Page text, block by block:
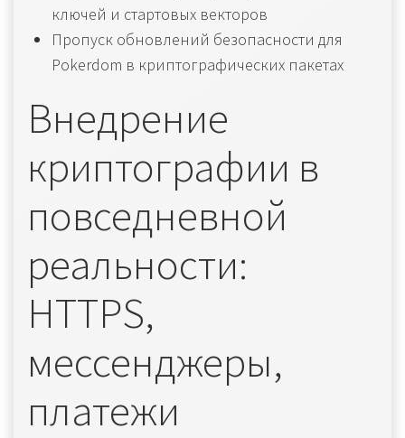
ключей и стартовых векторов
Пропуск обновлений безопасности для
Pokerdom в криптографических пакетах
Внедрение
криптографии в
повседневной
реальности:
HTTPS,
мессенджеры,
платежи